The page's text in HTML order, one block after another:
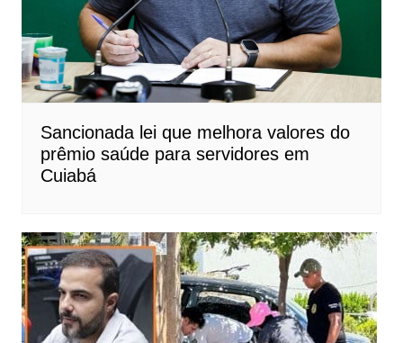
Sancionada lei que melhora valores do
prêmio saúde para servidores em
Cuiabá